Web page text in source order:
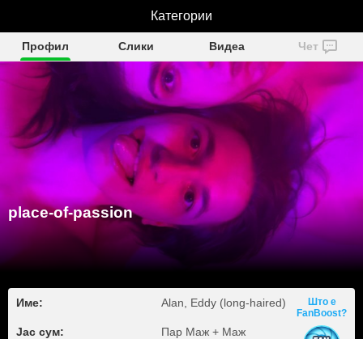
place-of-passion
Профил Слики Видеа Чет
place-of-passion
Име: Alan, Eddy (long-haired)
Јас сум: Пар Маж + Маж
Што е
FanBoost?
Категории